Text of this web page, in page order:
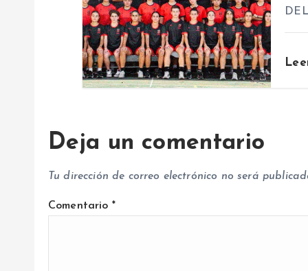
a
d
a
Deja un comentario
Tu dirección de correo electrónico no será
Comentario *